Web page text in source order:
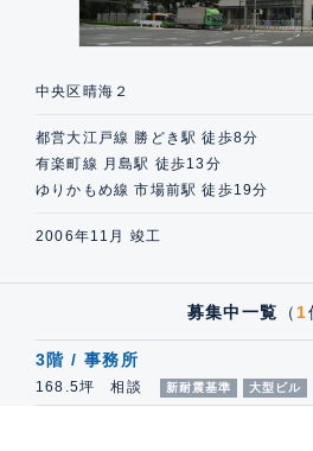
中央区晴海２
都営大江戸線 勝どき駅 徒歩8分
有楽町線 月島駅 徒歩13分
ゆりかもめ線 市場前駅 徒歩19分
2006年11月 竣工
募集中一覧 （ 1
3階 / 事務所
168.5坪 相談 新耐震基準 大型ビル